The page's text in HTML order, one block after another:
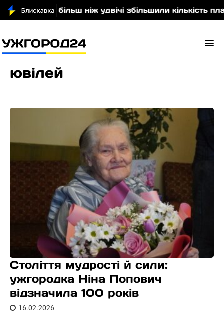
ніж удвічі збільшили кількість планових
ювілей
Століття мудрості й сили:
ужгородка Ніна Попович
відзначила 100 років
16.02.2026